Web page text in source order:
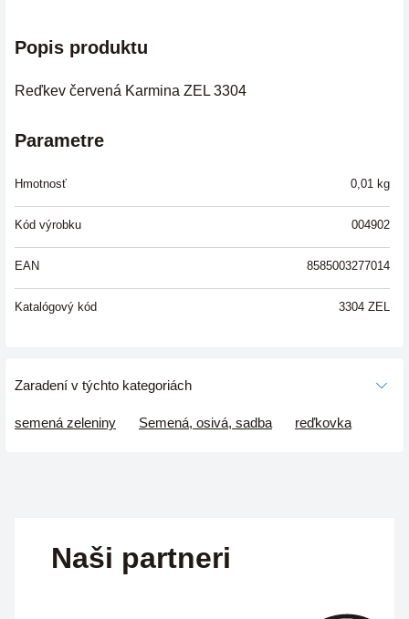
Popis produktu
Reďkev červená Karmina ZEL 3304
Parametre
Hmotnosť 0,01 kg
Kód výrobku 004902
EAN 8585003277014
Katalógový kód 3304 ZEL
Zaradení v týchto kategoriách
semená zeleniny Semená, osivá, sadba reďkovka
Naši partneri